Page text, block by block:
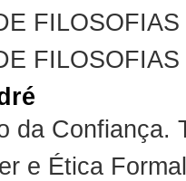
da Confiança.
e Ética